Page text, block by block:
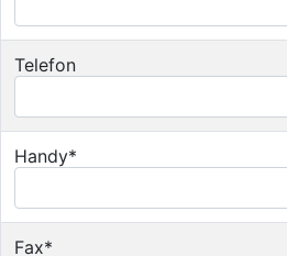
Telefon
Handy*
Fax*